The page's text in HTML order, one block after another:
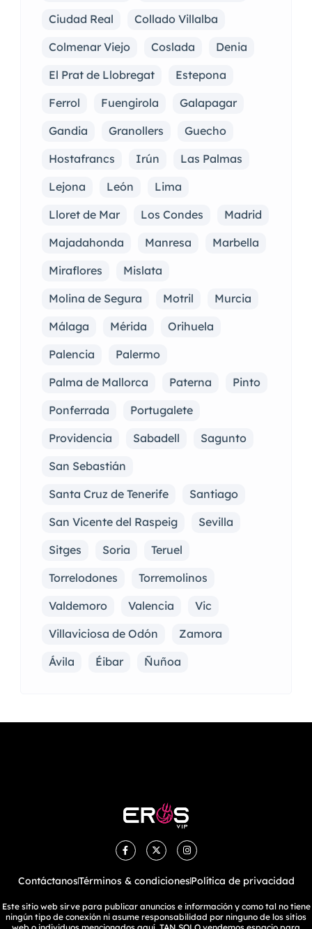
Ciudad Real
Collado Villalba
Colmenar Viejo
Coslada
Denia
El Prat de Llobregat
Estepona
Ferrol
Fuengirola
Galapagar
Gandia
Granollers
Guecho
Hostafrancs
Irún
Las Palmas
Lejona
León
Lima
Lloret de Mar
Los Condes
Madrid
Majadahonda
Manresa
Marbella
Miraflores
Mislata
Molina de Segura
Motril
Murcia
Málaga
Mérida
Orihuela
Palencia
Palermo
Palma de Mallorca
Paterna
Pinto
Ponferrada
Portugalete
Providencia
Sabadell
Sagunto
San Sebastián
Santa Cruz de Tenerife
Santiago
San Vicente del Raspeig
Sevilla
Sitges
Soria
Teruel
Torrelodones
Torremolinos
Valdemoro
Valencia
Vic
Villaviciosa de Odón
Zamora
Ávila
Éibar Ñuñoa
ContáctanosTérminos & condicionesPolítica de privacidad
Este sitio web sirve para publicar anuncios e información y como tal no tiene
ningún tipo de conexión ni asume responsabilidad por ninguno de los sitios